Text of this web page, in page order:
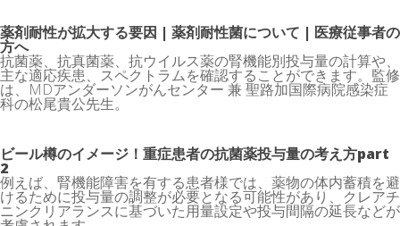
薬剤耐性が拡大する要因 | 薬剤耐性菌について | 医療従事者の
方へ
抗菌薬、抗真菌薬、抗ウイルス薬の腎機能別投与量の計算や、
主な適応疾患、スペクトラムを確認することができます。監修
は、MDアンダーソンがんセンター 兼 聖路加国際病院感染症
科の松尾貴公先生。
ビール樽のイメージ！重症患者の抗菌薬投与量の考え方part
2
例えば、腎機能障害を有する患者様では、薬物の体内蓄積を避
けるために投与量の調整が必要となる可能性があり、クレアチ
ニンクリアランスに基づいた用量設定や投与間隔の延長などが